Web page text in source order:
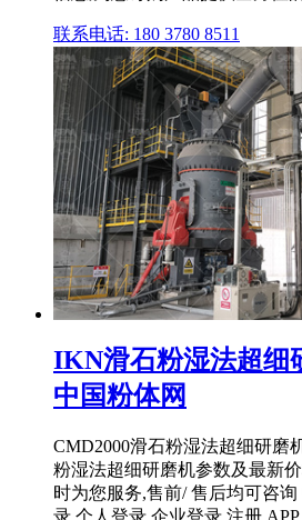
联系电话: 180 3780 8511
IKN滑石粉湿法超细
中国粉体网
CMD2000滑石粉湿法超细研磨
粉湿法超细研磨机参数及最新
时为您服务,售前/ 售后均可咨
录 个人登录 企业登录 注册